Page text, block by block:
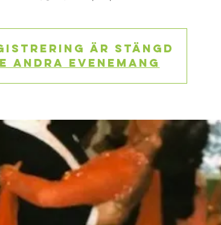
är stängd
andra evenemang